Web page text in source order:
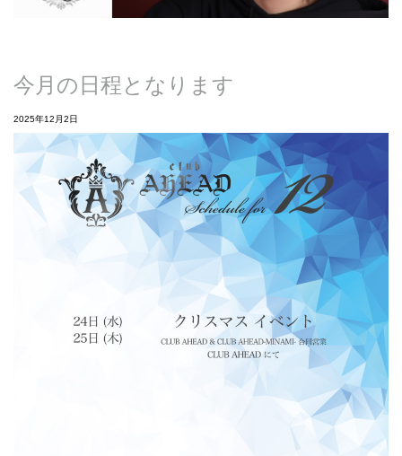
今月の日程となります
2025年12月2日